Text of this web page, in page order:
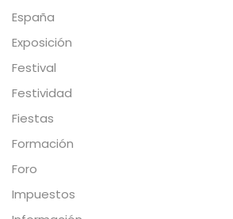
España
Exposición
Festival
Festividad
Fiestas
Formación
Foro
Impuestos